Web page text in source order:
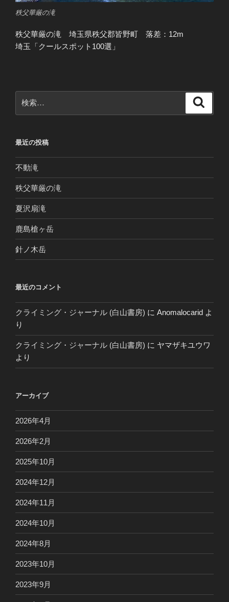
秩父華厳の滝
秩父華厳の滝 埼玉県秩父郡皆野町 落差：12m
埼玉「クールスポット100選」
索:
最近の投稿
不動滝
秩父華厳の滝
夏沢扇滝
鹿島槍ヶ岳
針ノ木岳
最近のコメント
クライミング・ジャーナル (白山書房) に Anomalocarid よ
り
クライミング・ジャーナル (白山書房) に ヤマザキユウワ
より
アーカイブ
2026年4月
2026年2月
2025年10月
2024年12月
2024年11月
2024年10月
2024年8月
2023年10月
2023年9月